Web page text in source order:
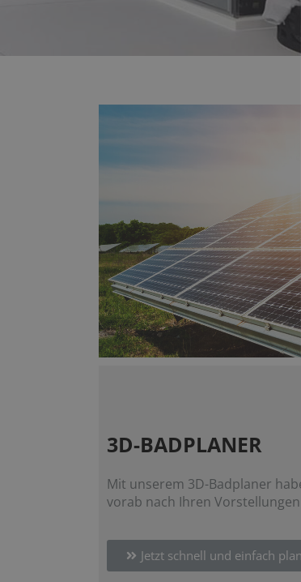
3D-BADPLANER
Mit unserem 3D-Badplaner
vorab nach Ihren
Jetzt schnell und einfach